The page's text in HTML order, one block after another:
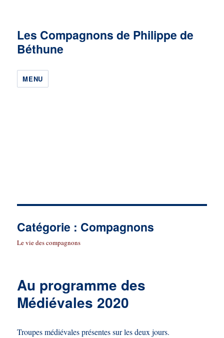
Les Compagnons de Philippe de
Béthune
MENU
Catégorie : Compagnons
Le vie des compagnons
Au programme des
Médiévales 2020
Troupes médiévales présentes sur les deux jours.